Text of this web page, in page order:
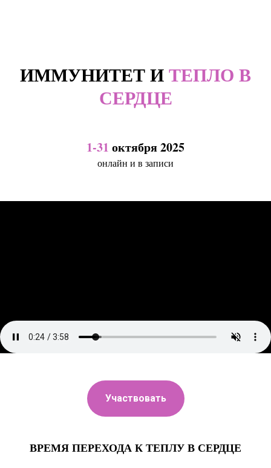
ИММУНИТЕТ ИТЕПЛО В
СЕРДЦЕ
1-31 октября 2025
онлайн и в записи
Участвовать
ВРЕМЯ ПЕРЕХОДА К ТЕПЛУ В СЕРДЦЕ